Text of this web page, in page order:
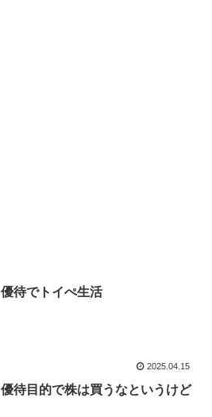
優待でトイぺ生活
2025.04.15
優待目的で株は買うなというけど